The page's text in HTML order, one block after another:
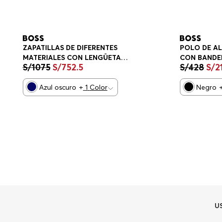
ZAPATILLAS DE DIFERENTES
MATERIALES CON LENGÜETA
TRASERA EN CONTRASTE
ZAPATILLAS HOMBRE
S/1075 S/752.5
Azul oscuro + 1 Color
POLO DE
CON
PLAYERA
S/428S/
Negro